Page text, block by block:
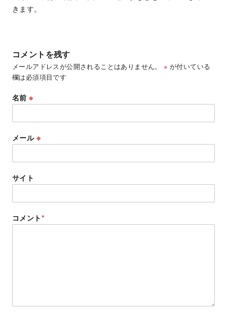
きます。
コメントを残す
メールアドレスが公開されることはありません。 ※ が付いている
欄は必須項目です
名前※
メール ※
サイト
コメント*